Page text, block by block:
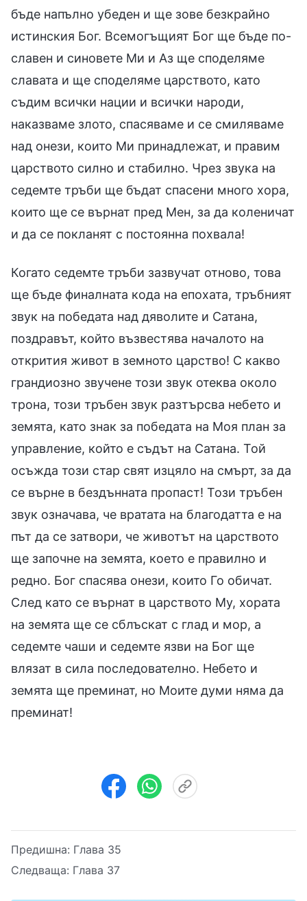
бъде напълно убеден и ще зове безкрайно
истинския Бог. Всемогъщият Бог ще бъде по-
славен и синовете Ми и Аз ще споделяме
славата и ще споделяме царството, като
съдим всички нации и всички народи,
наказваме злото, спасяваме и се смиляваме
над онези, които Ми принадлежат, и правим
царството силно и стабилно. Чрез звука на
седемте тръби ще бъдат спасени много хора,
които ще се върнат пред Мен, за да коленичат
и да се покланят с постоянна похвала!
Когато седемте тръби зазвучат отново, това
ще бъде финалната кода на епохата, тръбният
звук на победата над дяволите и Сатана,
поздравът, който възвестява началото на
открития живот в земното царство! С какво
грандиозно звучене този звук отеква около
трона, този тръбен звук разтърсва небето и
земята, като знак за победата на Моя план за
управление, който е съдът на Сатана. Той
осъжда този стар свят изцяло на смърт, за да
се върне в бездънната пропаст! Този тръбен
звук означава, че вратата на благодатта е на
път да се затвори, че животът на царството
ще започне на земята, което е правилно и
редно. Бог спасява онези, които Го обичат.
След като се върнат в царството Му, хората
на земята ще се сблъскат с глад и мор, а
седемте чаши и седемте язви на Бог ще
влязат в сила последователно. Небето и
земята ще преминат, но Моите думи няма да
преминат!
Предишна: Глава 35
Следваща: Глава 37